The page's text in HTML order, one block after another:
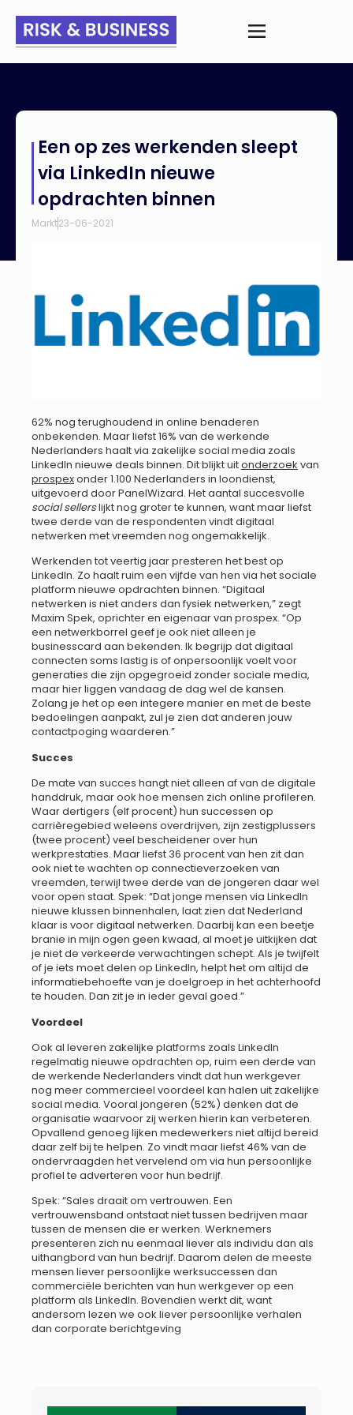
nieuwe opdrachten binnen
Een op zes werkenden sleept
via LinkedIn nieuwe
opdrachten binnen
Markt23-06-2021
62% nog terughoudend in online benaderen
onbekenden. Maar liefst 16% van de werkende
Nederlanders haalt via zakelijke social media zoals
LinkedIn nieuwe deals binnen. Dit blijkt uitonderzoek van
prospexonder 1.100 Nederlanders in loondienst,
uitgevoerd door PanelWizard. Het aantal succesvolle
social sellerslijkt nog groter te kunnen, want maar liefst
twee derde van de respondenten vindt digitaal
netwerken met vreemden nog ongemakkelijk.
Werkenden tot veertig jaar presteren het best op
LinkedIn. Zo haalt ruim een vijfde van hen via het sociale
platform nieuwe opdrachten binnen. “Digitaal
netwerken is niet anders dan fysiek netwerken,” zegt
Maxim Spek, oprichter en eigenaar van prospex. “Op
een netwerkborrel geef je ook niet alleen je
businesscard aan bekenden. Ik begrijp dat digitaal
connecten soms lastig is of onpersoonlijk voelt voor
generaties die zijn opgegroeid zonder sociale media,
maar hier liggen vandaag de dag wel de kansen.
Zolang je het op een integere manier en met de beste
bedoelingen aanpakt, zul je zien dat anderen jouw
contactpoging waarderen.”
Succes
De mate van succes hangt niet alleen af van de digitale
handdruk, maar ook hoe mensen zich online profileren.
Waar dertigers (elf procent) hun successen op
carrièregebied weleens overdrijven, zijn zestigplussers
(twee procent) veel bescheidener over hun
werkprestaties. Maar liefst 36 procent van hen zit dan
ook niet te wachten op connectieverzoeken van
vreemden, terwijl twee derde van de jongeren daar wel
voor open staat. Spek: “Dat jonge mensen via LinkedIn
nieuwe klussen binnenhalen, laat zien dat Nederland
klaar is voor digitaal netwerken. Daarbij kan een beetje
branie in mijn ogen geen kwaad, al moet je uitkijken dat
je niet de verkeerde verwachtingen schept. Als je twijfelt
of je iets moet delen op LinkedIn, helpt het om altijd de
informatiebehoefte van je doelgroep in het achterhoofd
te houden. Dan zit je in ieder geval goed.”
Voordeel
Ook al leveren zakelijke platforms zoals LinkedIn
regelmatig nieuwe opdrachten op, ruim een derde van
de werkende Nederlanders vindt dat hun werkgever
nog meer commercieel voordeel kan halen uit zakelijke
social media. Vooral jongeren (52%) denken dat de
organisatie waarvoor zij werken hierin kan verbeteren.
Opvallend genoeg lijken medewerkers niet altijd bereid
daar zelf bij te helpen. Zo vindt maar liefst 46% van de
ondervraagden het vervelend om via hun persoonlijke
profiel te adverteren voor hun bedrijf.
Spek: “Sales draait om vertrouwen. Een
vertrouwensband ontstaat niet tussen bedrijven maar
tussen de mensen die er werken. Werknemers
presenteren zich nu eenmaal liever als individu dan als
uithangbord van hun bedrijf. Daarom delen de meeste
mensen liever persoonlijke werksuccessen dan
commerciële berichten van hun werkgever op een
platform als LinkedIn. Bovendien werkt dit, want
andersom lezen we ook liever persoonlijke verhalen
dan corporate berichtgeving